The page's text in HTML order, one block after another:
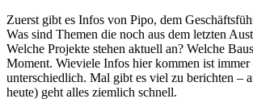
Zuerst gibt es Infos von Pipo, dem
Was sind Themen die noch aus dem letzten
Welche Projekte stehen aktuell an? Welche
Moment. Wieviele Infos hier kommen ist immer
unterschiedlich. Mal gibt es viel zu berichten –
heute) geht alles ziemlich schnell.